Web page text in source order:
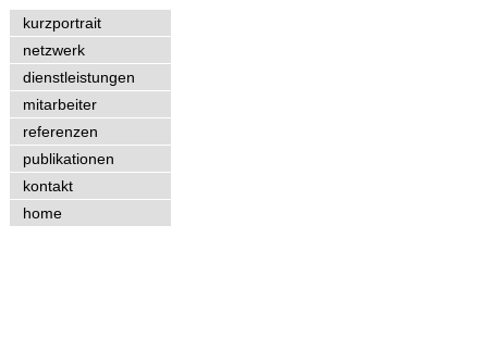
kurzportrait
netzwerk
dienstleistungen
mitarbeiter
referenzen
publikationen
kontakt
home